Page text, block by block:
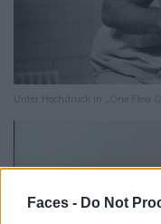
Faces - Do Not
Unter Hochdruck in „One Flew